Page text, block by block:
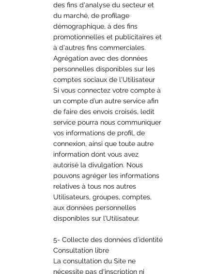
des fins d'analyse du secteur et
du marché, de profilage
démographique, à des fins
promotionnelles et publicitaires et
à d'autres fins commerciales.
Agrégation avec des données
personnelles disponibles sur les
comptes sociaux de l'Utilisateur
Si vous connectez votre compte à
un compte d’un autre service afin
de faire des envois croisés, ledit
service pourra nous communiquer
vos informations de profil, de
connexion, ainsi que toute autre
information dont vous avez
autorisé la divulgation. Nous
pouvons agréger les informations
relatives à tous nos autres
Utilisateurs, groupes, comptes,
aux données personnelles
disponibles sur l’Utilisateur.
5- Collecte des données d'identité
Consultation libre
La consultation du Site ne
nécessite pas d'inscription ni